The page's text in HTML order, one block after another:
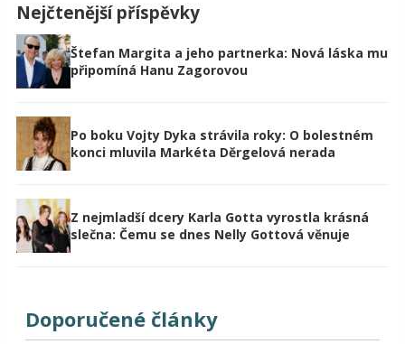
Nejčtenější příspěvky
Štefan Margita a jeho partnerka: Nová láska mu
připomíná Hanu Zagorovou
Po boku Vojty Dyka strávila roky: O bolestném
konci mluvila Markéta Děrgelová nerada
Z nejmladší dcery Karla Gotta vyrostla krásná
slečna: Čemu se dnes Nelly Gottová věnuje
Doporučené články